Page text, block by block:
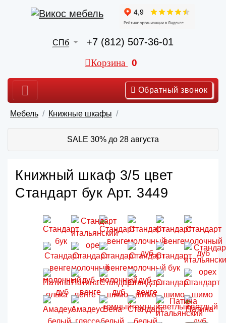
СПб +7 (812) 507-36-01
Корзина 0
Обратный звонок
Мебель Книжные шкафы
SALE 30% до 28 августа
Книжный шкаф 3/5 цвет
Стандарт бук Арт. 3449